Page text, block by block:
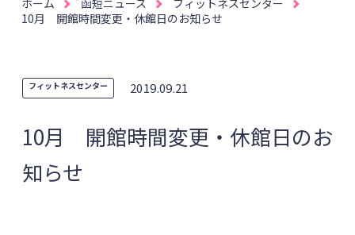
ホーム 函短ニュース
フィットネスセンター
10月 開館時間変更・休館日のお知らせ
フィットネスセンター 2019.09.21
10月 開館時間変更・休館日のお
知らせ